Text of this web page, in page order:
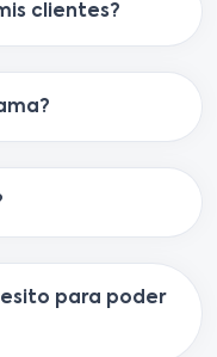
clientes?
para poder